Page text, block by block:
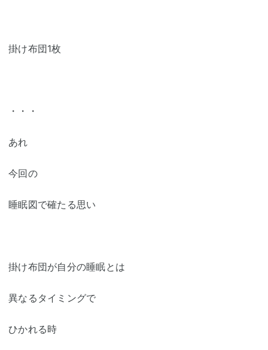
掛け布団1枚
・・・
あれ
今回の
睡眠図で確たる思い
掛け布団が自分の睡眠とは
異なるタイミングで
ひかれる時